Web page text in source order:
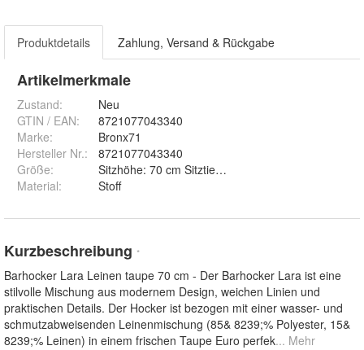
Produktdetails Zahlung, Versand & Rückgabe
Artikelmerkmale
Zustand:
Neu
GTIN / EAN:
8721077043340
Marke:
Bronx71
Hersteller Nr.:
8721077043340
Größe:
Sitzhöhe: 70 cm Sitztiefe: 45,5 cm Sitzbreite: 46
Material: Stoff
Kurzbeschreibung *
Barhocker Lara Leinen taupe 70 cm - Der Barhocker Lara ist eine
stilvolle Mischung aus modernem Design, weichen Linien und
praktischen Details. Der Hocker ist bezogen mit einer wasser- und
schmutzabweisenden Leinenmischung (85& 8239;% Polyester, 15&
8239;% Leinen) in einem frischen Taupe Euro perfek... Mehr